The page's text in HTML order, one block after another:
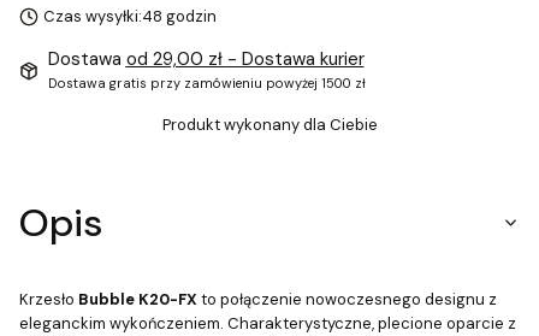
Czas wysyłki:48 godzin
Dostawa od 29,00 zł - Dostawa kurier
Dostawa gratis przy zamówieniu powyżej 1500 zł
Produkt wykonany dla Ciebie
Opis
Krzesło Bubble K20-FX to połączenie nowoczesnego designu z
eleganckim wykończeniem. Charakterystyczne, plecione oparcie z